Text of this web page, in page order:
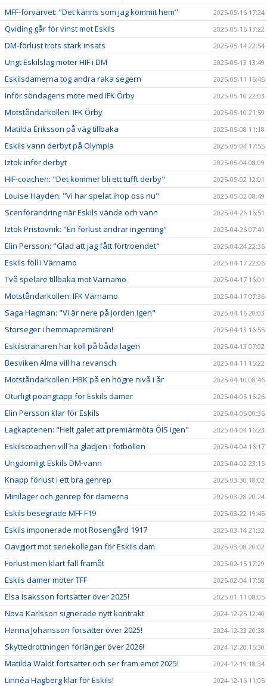
MFF-förvärvet: "Det känns som jag kommit hem" 2025-05-16 17:24
Qviding går för vinst mot Eskils 2025-05-16 17:22
DM-förlust trots stark insats 2025-05-14 22:54
Ungt Eskilslag möter HIF i DM 2025-05-13 13:49
Eskilsdamerna tog andra raka segern 2025-05-11 16:46
Inför söndagens möte med IFK Örby 2025-05-10 22:03
Motståndarkollen: IFK Örby 2025-05-10 21:59
Matilda Eriksson på väg tillbaka 2025-05-08 11:18
Eskils vann derbyt på Olympia 2025-05-04 17:55
Iztok inför derbyt 2025-05-04 08:09
HIF-coachen: "Det kommer bli ett tufft derby" 2025-05-02 12:01
Louise Hayden: "Vi har spelat ihop oss nu" 2025-05-02 08:49
Scenförändring när Eskils vände och vann 2025-04-26 16:51
Iztok Pristovnik: "En förlust ändrar ingenting" 2025-04-26 07:41
Elin Persson: "Glad att jag fått förtroendet" 2025-04-24 22:36
Eskils föll i Värnamo 2025-04-17 22:06
Två spelare tillbaka mot Värnamo 2025-04-17 16:01
Motståndarkollen: IFK Värnamo 2025-04-17 07:36
Saga Hagman: "Vi är nere på Jorden igen" 2025-04-16 20:03
Storseger i hemmapremiären! 2025-04-13 16:55
Eskilstränaren har koll på båda lagen 2025-04-13 07:02
Besviken Alma vill ha revansch 2025-04-11 15:22
Motståndarkollen: HBK på en högre nivå i år 2025-04-10 08:46
Oturligt poängtapp för Eskils damer 2025-04-05 16:26
Elin Persson klar för Eskils 2025-04-05 00:36
Lagkaptenen: "Helt galet att premiärmöta ÖIS igen" 2025-04-04 16:23
Eskilscoachen vill ha glädjen i fotbollen 2025-04-04 16:17
Ungdomligt Eskils DM-vann 2025-04-02 23:15
Knapp förlust i ett bra genrep 2025-03-30 18:02
Miniläger och genrep för damerna 2025-03-28 20:24
Eskils besegrade MFF F19 2025-03-22 19:45
Eskils imponerade mot Rosengård 1917 2025-03-14 21:32
Oavgjort mot seriekollegan för Eskils dam 2025-03-08 20:02
Förlust men klart fall framåt 2025-02-15 17:29
Eskils damer möter TFF 2025-02-04 17:58
Elsa Isaksson fortsätter över 2025! 2025-01-11 08:05
Nova Karlsson signerade nytt kontrakt 2024-12-25 12:40
Hanna Johansson forsätter över 2025! 2024-12-23 20:38
Skyttedrottningen förlänger över 2026! 2024-12-20 15:30
Matilda Waldt fortsätter och ser fram emot 2025! 2024-12-19 18:34
Linnéa Hagberg klar för Eskils! 2024-12-16 11:05